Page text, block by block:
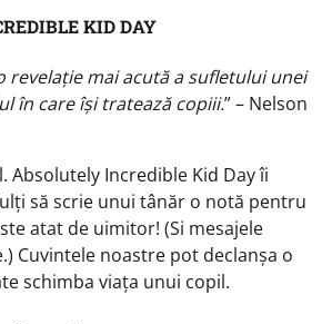
KID DAY
revelație mai acută a sufletului unei
în care își tratează copiii.” – Nelson
Absolutely Incredible Kid Day îi
să scrie unui tânăr o notă pentru
atat de uimitor! (Si mesajele
Cuvintele noastre pot declanșa o
schimba viața unui copil.